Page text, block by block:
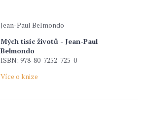
Jean-Paul Belmondo
Mých tisíc životů - Jean-Paul
Belmondo
ISBN: 978-80-7252-725-0
Více o knize